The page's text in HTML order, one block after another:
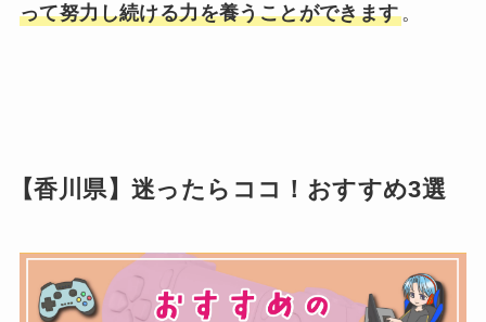
って努力し続ける力を養うことができます。
【香川県】迷ったらココ！おすすめ3選